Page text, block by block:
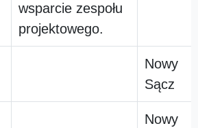
wsparcie zespołu
projektowego.
Nowy
Sącz
Nowy